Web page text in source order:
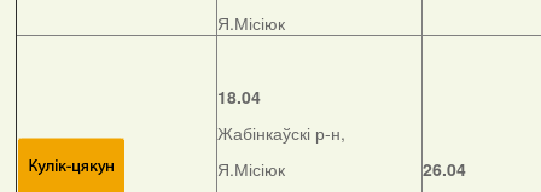
Я.Місіюк
18.04
Жабінкаўскі р-н,
Я.Місіюк
26.04